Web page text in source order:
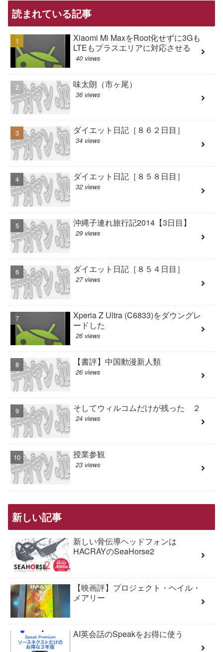
読まれている記事
Xiaomi Mi MaxをRoot化せずに3Gも
LTEもプラスエリアに対応させる
40 views
味太朗（市ヶ尾）
36 views
ダイエット日記［８６２日目］
34 views
ダイエット日記［８５８日目］
32 views
沖縄子連れ旅行記2014【3日目】
29 views
ダイエット日記［８５４日目］
27 views
Xperia Z Ultra (C6833)をダウングレ
ードした
26 views
【書評】中国動漫新人類
26 views
そしてウィルコムだけが残った ２
24 views
授業参観
23 views
新しい記事
新しい骨伝導ヘッドフォンは
HACRAYのSeaHorse2
【映画評】プロジェクト・ヘイル・
メアリー
AI英会話のSpeakをお得に使う